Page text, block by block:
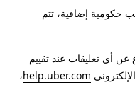
حكومية إضافية، تتم
عن أي تعليقات عند تقييم
help.uber.com،